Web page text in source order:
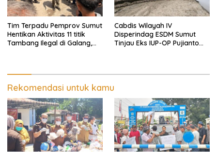
Tim Terpadu Pemprov Sumut
Hentikan Aktivitas 11 titik
Tambang Ilegal di Galang,
Cabdis Wilayah IV
Disperindag ESDM Sumut
Tinjau Eks IUP-OP Pujianto
Rekomendasi untuk kamu